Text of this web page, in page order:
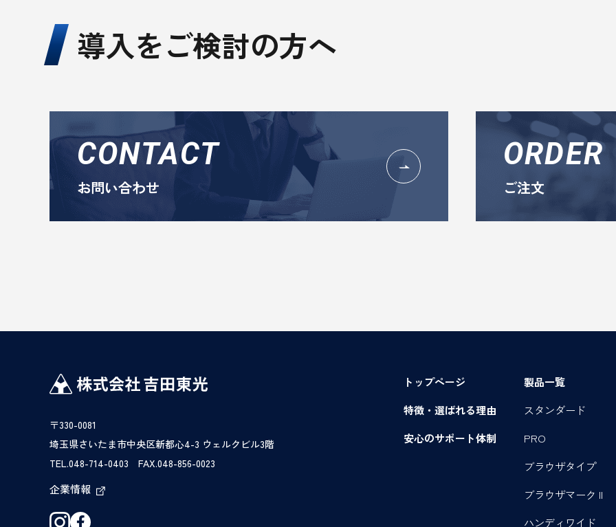
導入をご検討の方へ
CONTACT
お問い合わせ
ORDER
ご注文
〒330-0081
埼玉県さいたま市中央区新都心4-3 ウェルクビル3階
TEL.048-714-0403 FAX.048-856-0023
企業情報
トップページ
特徴・選ばれる理由
安心のサポート体制
製品一覧
スタンダード
PRO
ブラウザタイプ
ブラウザマーク II
ハンディワイド